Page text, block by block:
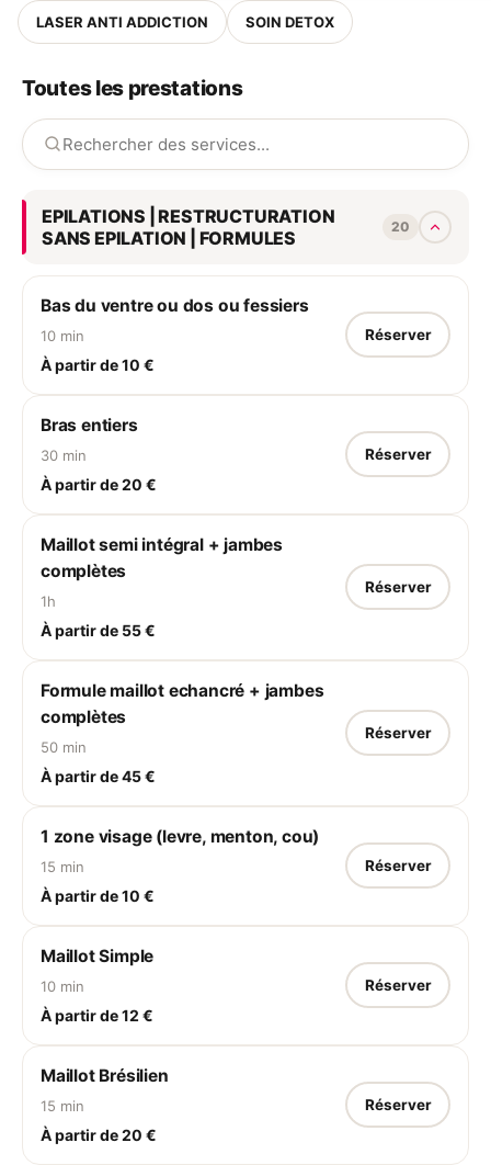
LASER ANTI ADDICTION SOIN DETOX
Toutes les prestations
EPILATIONS | RESTRUCTURATION
SANS EPILATION | FORMULES
20
Bas du ventre ou dos ou fessiers
10 min
À partir de 10 €
Réserver
Bras entiers
30 min
À partir de 20 €
Réserver
Maillot semi intégral + jambes
complètes
1h
À partir de 55 €
Réserver
Formule maillot echancré + jambes
complètes
50 min
À partir de 45 €
Réserver
1 zone visage (levre, menton, cou)
15 min
À partir de 10 €
Réserver
Maillot Simple
10 min
À partir de 12 €
Réserver
Maillot Brésilien
15 min
À partir de 20 €
Réserver